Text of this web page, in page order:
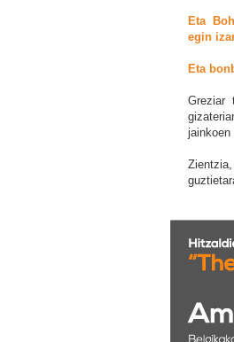
Eta
egin
Eta
Greziar
jainkoen